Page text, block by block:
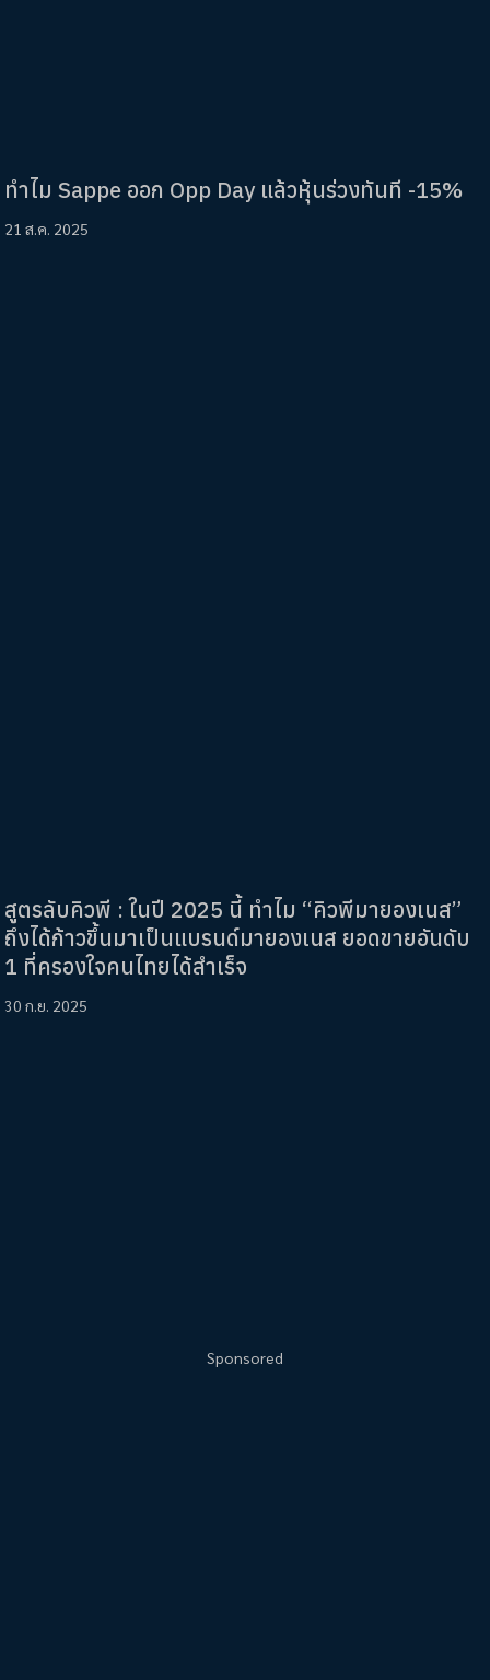
ทำไม Sappe ออก Opp Day แล้วหุ้นร่วงทันที -15%
21 ส.ค. 2025
สูตรลับคิวพี : ในปี 2025 นี้ ทำไม “คิวพีมายองเนส”
ถึงได้ก้าวขึ้นมาเป็นแบรนด์มายองเนส ยอดขายอันดับ
1 ที่ครองใจคนไทยได้สำเร็จ
30 ก.ย. 2025
Sponsored